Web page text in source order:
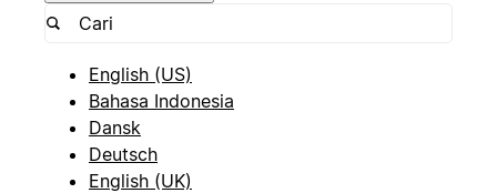
English (US)
Bahasa Indonesia
Dansk
Deutsch
English (UK)